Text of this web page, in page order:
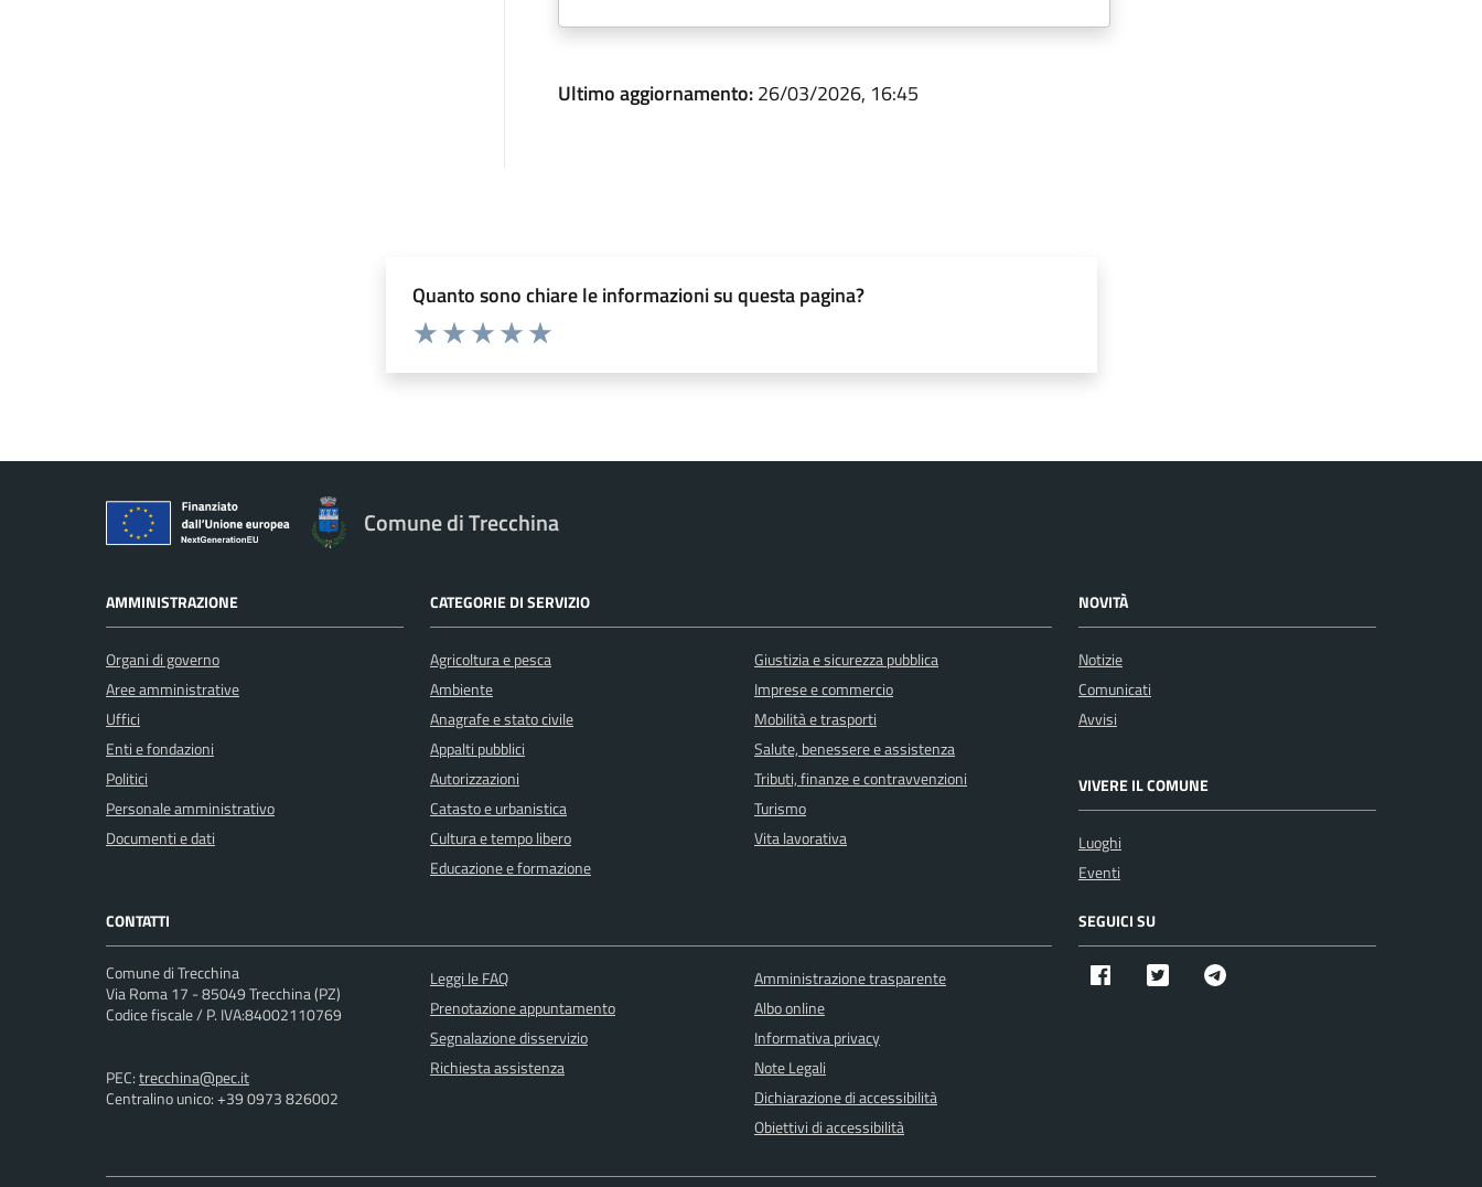
Ultimo aggiornamento:26/03/2026, 16:45
Quanto sono chiare le informazioni su questa pagina?
Comune di Trecchina
AMMINISTRAZIONE
Organi di governo
Aree amministrative
Uffici
Enti e fondazioni
Politici
Personale amministrativo
Documenti e dati
CATEGORIE DI SERVIZIO
Agricoltura e pesca
Ambiente
Anagrafe e stato civile
Appalti pubblici
Autorizzazioni
Catasto e urbanistica
Cultura e tempo libero
Educazione e formazione
Giustizia e sicurezza pubblica
Imprese e commercio
Mobilità e trasporti
Salute, benessere e assistenza
Tributi, finanze e contravvenzioni
Turismo
Vita lavorativa
NOVITÀ
Notizie
Comunicati
Avvisi
VIVERE IL COMUNE
Luoghi
Eventi
CONTATTI
Comune di Trecchina
Via Roma 17 - 85049 Trecchina (PZ)
Codice fiscale / P. IVA:84002110769
PEC:trecchina@pec.it
Centralino unico: +39 0973 826002
Leggi le FAQ
Prenotazione appuntamento
Segnalazione disservizio
Richiesta assistenza
Amministrazione trasparente
Albo online
Informativa privacy
Note Legali
Dichiarazione di accessibilità
Obiettivi di accessibilità
SEGUICI SU
Facebook Twitter X